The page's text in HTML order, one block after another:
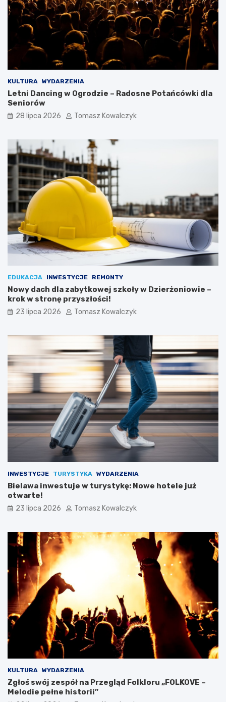
KULTURA WYDARZENIA
Letni Dancing w Ogrodzie – Radosne Potańcówki dla
Seniorów
28 lipca 2026 Tomasz Kowalczyk
EDUKACJA INWESTYCJE REMONTY
Nowy dach dla zabytkowej szkoły w Dzierżoniowie –
krok w stronę przyszłości!
23 lipca 2026 Tomasz Kowalczyk
INWESTYCJE TURYSTYKA WYDARZENIA
Bielawa inwestuje w turystykę: Nowe hotele już
otwarte!
23 lipca 2026 Tomasz Kowalczyk
KULTURA WYDARZENIA
Zgłoś swój zespół na Przegląd Folkloru „FOLKOVE –
Melodie pełne historii”